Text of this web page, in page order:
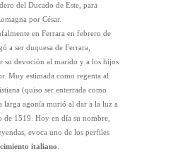
del Ducado de Este, para
por César.
en Ferrara en febrero de
a ser duquesa de Ferrara,
su devoción al marido y a los hijos
Muy estimada como regenta al
(quiso ser enterrada como
larga agonía murió al dar a la luz a
1519. Hoy en día su nombre,
evoca uno de los perfiles
italiano